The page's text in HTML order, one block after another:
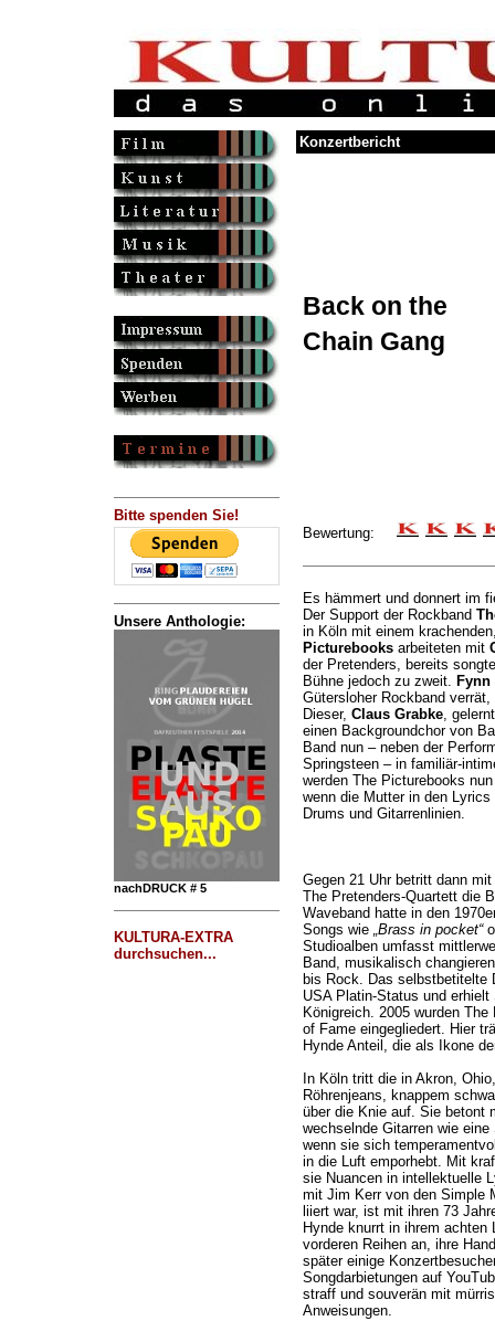
Bitte spenden Sie!
Unsere Anthologie:
nachDRUCK # 5
KULTURA-EXTRA
durchsuchen...
Konzertbericht
Back on the
Chain Gang
Bewertung:
Es hämmert und donnert im
Der Support der Rockband
in Köln mit einem
Picturebooksarbeiteten mit
der Pretenders, bereits
Bühne jedoch zu zweit. Fynn
Gütersloher Rockband
Dieser, Claus Grabke,
einen Backgroundchor von
Band nun – neben der
Springsteen – in familiär-
werden The Picturebooks
wenn die Mutter in den
Drums und Gitarrenlinien.
Gegen 21 Uhr betritt dann
The Pretenders-Quartett die
Waveband hatte in den
Songs wie „Brass in pocket“
Studioalben umfasst
Band, musikalisch
bis Rock. Das selbstbetitelte
USA Platin-Status und
Königreich. 2005 wurden
of Fame eingegliedert. Hier
Hynde Anteil, die als Ikone
In Köln tritt die in Akron,
Röhrenjeans, knappem
über die Knie auf. Sie betont
wechselnde Gitarren wie
wenn sie sich
in die Luft emporhebt. Mit
sie Nuancen in intellektuelle
mit Jim Kerr von den Simple
liiert war, ist mit ihren 73
Hynde knurrt in ihrem achten
vorderen Reihen an, ihre
später einige
Songdarbietungen auf
straff und souverän mit
Anweisungen.